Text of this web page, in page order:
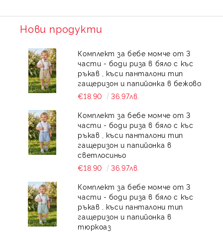
Нови продукти
Комплект за бебе момче от 3
части - боди риза в бяло с къс
ръкав , къси панталони тип
гащеризон и папийонка в бежово
€18.90
36.97лв.
Комплект за бебе момче от 3
части - боди риза в бяло с къс
ръкав , къси панталони тип
гащеризон и папийонка в
светлосиньо
€18.90
36.97лв.
Комплект за бебе момче от 3
части - боди риза в бяло с къс
ръкав , къси панталони тип
гащеризон и папийонка в
тюркоаз